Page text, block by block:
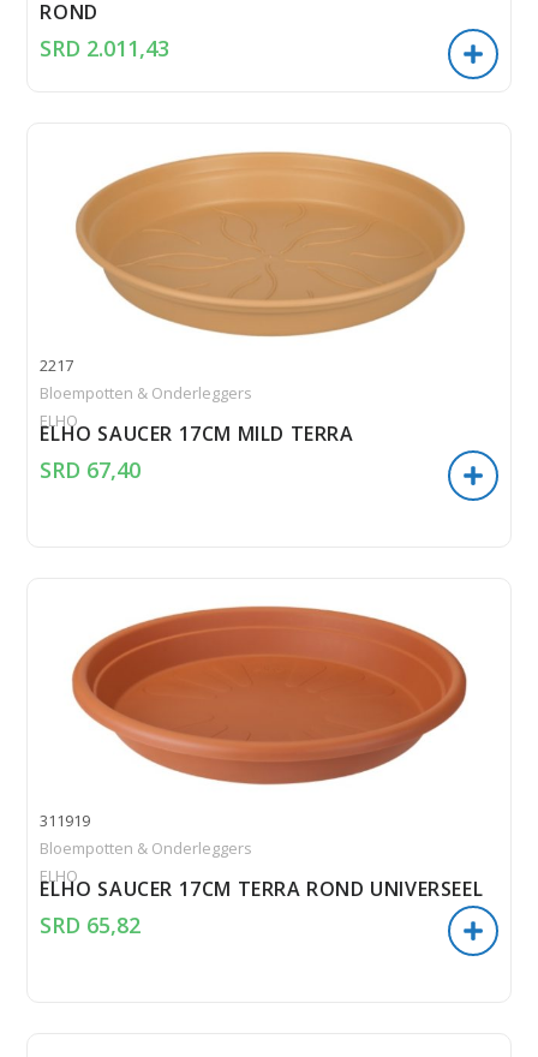
ROND
SRD 2.011,43
2217
Bloempotten & Onderleggers
ELHO
ELHO SAUCER 17CM MILD TERRA
SRD 67,40
311919
Bloempotten & Onderleggers
ELHO
ELHO SAUCER 17CM TERRA ROND UNIVERSEEL
SRD 65,82